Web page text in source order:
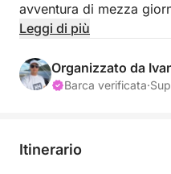
avventura di mezza
acque turchesi
Il capitano e
delle Isole Elafiti, nota
Leggi di più
Organizzato da
Barca verificata·
Itinerario